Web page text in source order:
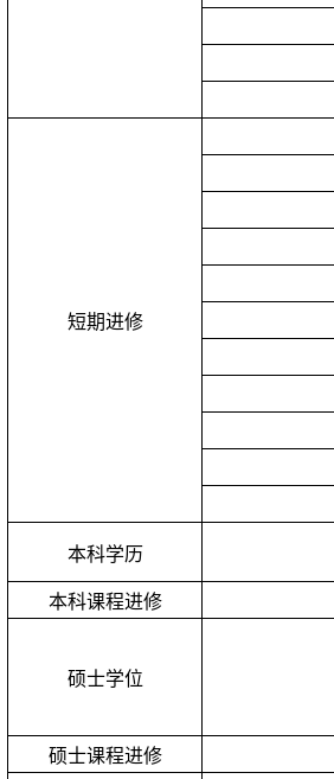
短期进修
本科学历
本科课程进修
硕士学位
硕士课程进修